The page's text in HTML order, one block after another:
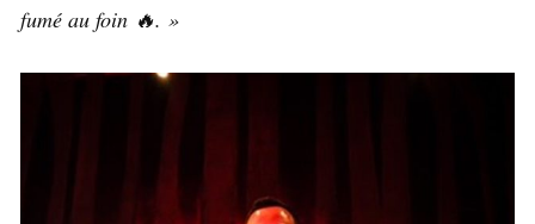
fumé au foin 🔥. »